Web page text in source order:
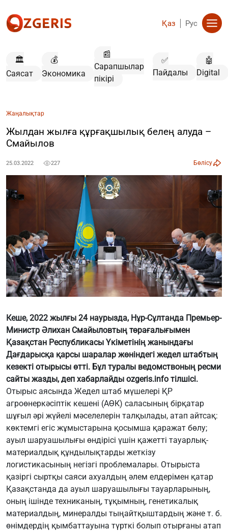
Қаз Рус
🏛️
Саясат
💰
Экономика
📰
Сарапшылар
пікірі
✅
Пайдалы
🤖
Digital
Жаңалықтар
Жылдан жылға құрғақшылық белең алуда –
Смайылов
25.03.2022 227 Бөлісу
Кеше, 2022 жылғы 24 наурызда, Нұр-Сұлтанда Премьер-
Министр Әлихан Смайыловтың төрағалығымен
Қазақстан Республикасы Үкіметінің жанындағы
Дағдарысқа қарсы шаралар жөніндегі жедел штабтың
кезекті отырысы өтті. Бұл туралы ведомствоның ресми
сайты жазды, деп хабарлайды ozgeris.info тілшісі.
Отырыс аясында Жедел штаб мүшелері ҚР
агроөнеркәсіптік кешені (АӨК) саласының бірқатар
шұғыл әрі жүйелі мәселелерін талқылады, атап айтсақ:
көктемгі егіс жұмыстарына қосымша қаражат бөлу;
ауыл шаруашылығы өндірісі үшін қажетті тауарлық-
материалдық құндылықтарды жеткізу
логистикасының негізгі проблемалары. Отырыста
қазіргі сыртқы саяси ахуалдың әлем елдерімен қатар
Қазақстанда да ауыл шаруашылығы тауарларының,
оның ішінде техниканың, тұқымның, генетикалық
материалдың, минералды тыңайтқыштардың және т. б.
өнімдердің қымбаттауына түрткі болып отырғаны атап